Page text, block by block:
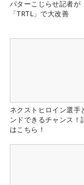
パターこじらせ記者が
「TRTL」で大改善
ネクストヒロイン選手
ンドできるチャンス！
はこちら！